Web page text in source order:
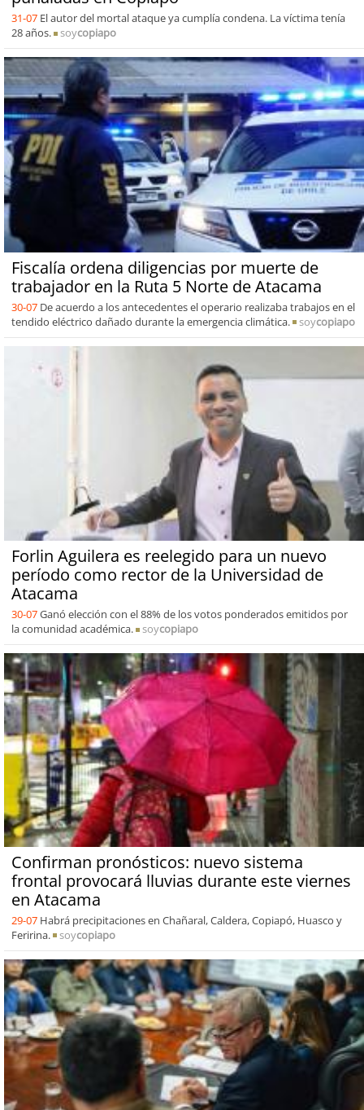
31-07 El autor del mortal ataque ya cumplía condena. La víctima tenía
28 años.
soycopiapo
Fiscalía ordena diligencias por muerte de
trabajador en la Ruta 5 Norte de Atacama
30-07 De acuerdo a los antecedentes el operario realizaba trabajos en el
tendido eléctrico dañado durante la emergencia climática.
soycopiapo
Forlin Aguilera es reelegido para un nuevo
período como rector de la Universidad de
Atacama
30-07Ganó elección con el 88% de los votos ponderados emitidos por
la comunidad académica.
soycopiapo
Confirman pronósticos: nuevo sistema
frontal provocará lluvias durante este viernes
en Atacama
29-07 Habrá precipitaciones en Chañaral, Caldera, Copiapó, Huasco y
Feririna.
soycopiapo